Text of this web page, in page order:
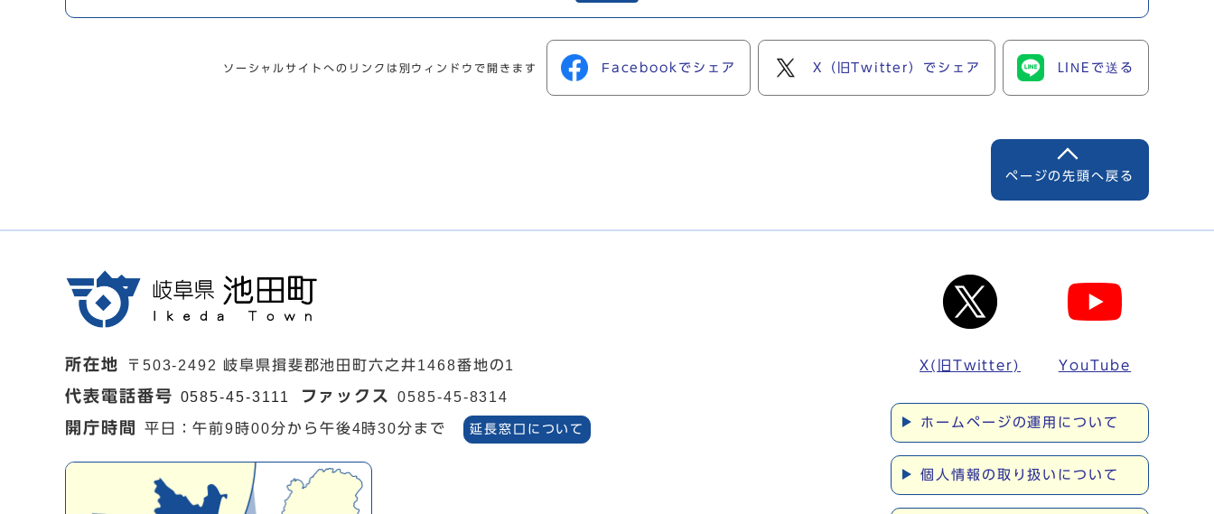
ソーシャルサイトへのリンクは別ウィンドウで開きます Facebookでシェア X（旧Twitter）でシェア LINEで送る
ページの先頭へ戻る
所在地 〒503-2492 岐阜県揖斐郡池田町六之井1468番地の1
代表電話番号 0585-45-3111 ファックス 0585-45-8314
開庁時間 平日：午前9時00分から午後4時30分まで 延長窓口について
X(旧Twitter) YouTube
ホームページの運用について
個人情報の取り扱いについて